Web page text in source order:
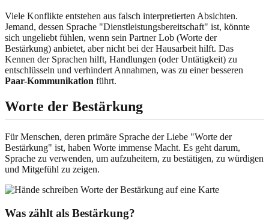
Viele Konflikte entstehen aus falsch interpretierten Absichten.
Jemand, dessen Sprache "Dienstleistungsbereitschaft" ist, könnte
sich ungeliebt fühlen, wenn sein Partner Lob (Worte der
Bestärkung) anbietet, aber nicht bei der Hausarbeit hilft. Das
Kennen der Sprachen hilft, Handlungen (oder Untätigkeit) zu
entschlüsseln und verhindert Annahmen, was zu einer besseren
Paar-Kommunikation führt.
Worte der Bestärkung
Für Menschen, deren primäre Sprache der Liebe "Worte der
Bestärkung" ist, haben Worte immense Macht. Es geht darum,
Sprache zu verwenden, um aufzuheitern, zu bestätigen, zu würdigen
und Mitgefühl zu zeigen.
Was zählt als Bestärkung?